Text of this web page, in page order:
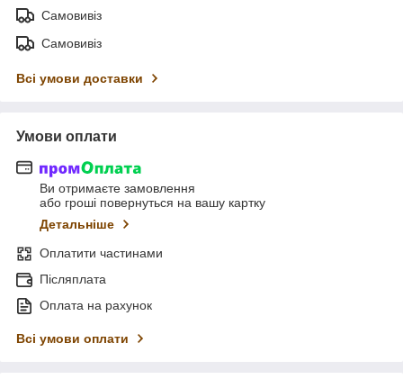
Самовивіз
Самовивіз
Всі умови доставки
Умови оплати
Ви отримаєте замовлення
або гроші повернуться на вашу картку
Детальніше
Оплатити частинами
Післяплата
Оплата на рахунок
Всі умови оплати